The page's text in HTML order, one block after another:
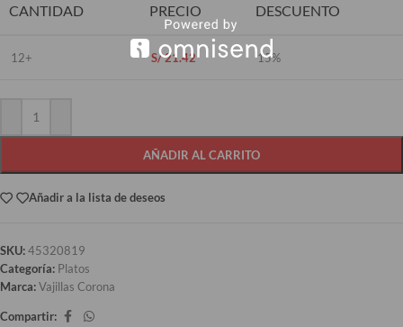
CANTIDAD PRECIO DESCUENTO
12+ S/21.42 15%
AÑADIR AL CARRITO
Añadir a la lista de deseos
SKU:45320819
Categoría: Platos
Marca:Vajillas Corona
Compartir: